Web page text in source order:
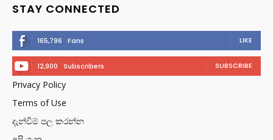
STAY CONNECTED
165,796 Fans LIKE
12,900 Subscribers SUBSCRIBE
Privacy Policy
Terms of Use
දැන්වීම් පල කරන්න